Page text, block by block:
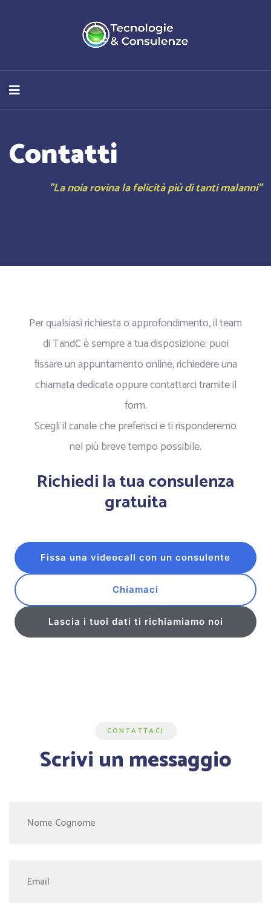
Contatti
"La noia rovina la felicità più di tanti malanni"
Per qualsiasi richiesta o approfondimento, il team
di TandC è sempre a tua disposizione: puoi
fissare un appuntamento online, richiedere una
chiamata dedicata oppure contattarci tramite il
form.
Scegli il canale che preferisci e ti risponderemo
nel più breve tempo possibile.
Richiedi la tua consulenza
gratuita
Fissa una videocall con un consulente
Chiamaci
Lascia i tuoi dati ti richiamiamo noi
CONTATTACI
Scrivi un messaggio